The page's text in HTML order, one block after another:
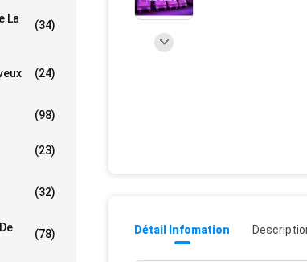
La
(34)
(24)
(98)
(23)
(32)
(78) Détail Infomation